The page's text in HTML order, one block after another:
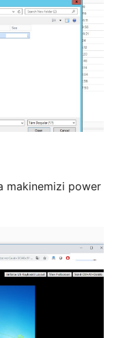
makinemizi power